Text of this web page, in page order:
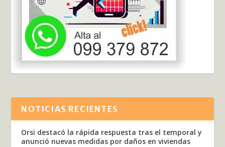
NOTICIAS RECIENTES
Orsi destacó la rápida respuesta tras el temporal y
anunció nuevas medidas por daños en viviendas